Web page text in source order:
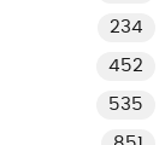
234
452
535